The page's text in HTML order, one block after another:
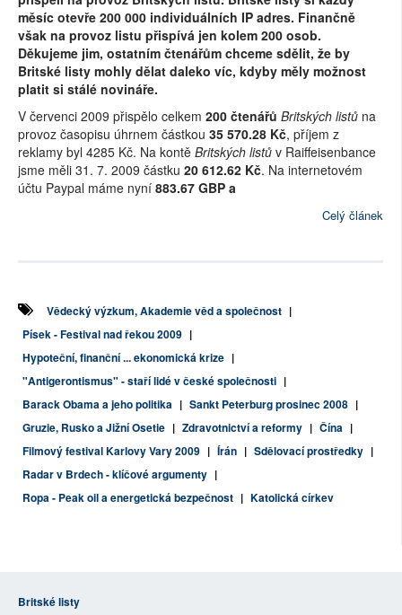
měsíc otevře 200 000 individuálních IP adres. Finančně
však na provoz listu přispívá jen kolem 200 osob.
Děkujeme jim, ostatním čtenářům chceme sdělit, že by
Britské listy mohly dělat daleko víc, kdyby měly možnost
platit si stálé novináře.
V červenci 2009 přispělo celkem 200 čtenářů Britských listů na
provoz časopisu úhrnem částkou 35 570.28 Kč, příjem z
reklamy byl 4285 Kč. Na kontě Britských listů v Raiffeisenbance
jsme měli 31. 7. 2009 částku 20 612.62 Kč. Na internetovém
účtu Paypal máme nyní 883.67 GBP a
Celý článek
Vědecký výzkum, Akademie věd a společnost |
Písek - Festival nad řekou 2009 |
Hypoteční, finanční ... ekonomická krize |
"Antigerontismus" - staří lidé v české společnosti |
Barack Obama a jeho politika | Sankt Peterburg prosinec 2008 |
Gruzie, Rusko a Jižní Osetie | Zdravotnictví a reformy | Čína |
Filmový festival Karlovy Vary 2009 | Írán | Sdělovací prostředky |
Radar v Brdech - klíčové argumenty |
Ropa - Peak oil a energetická bezpečnost | Katolická církev
Britské listy